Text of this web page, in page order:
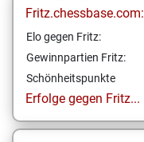
Fritz.chessbase.com:
Elo gegen Fritz:
Gewinnpartien Fritz:
Schönheitspunkte
Erfolge gegen Fritz...